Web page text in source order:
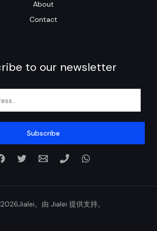
About
Contact
to our newsletter
Subscribe
。由 Jialei 提供支持。